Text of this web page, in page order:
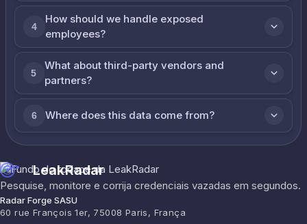
4
How should we handle exposed
employees?
5
What about third-party vendors and
partners?
6 Where does this data come from?
LeakRadar
Pesquise, monitore e corrija credenciais vazadas em segundos.
Radar Forge SASU
60 rue François 1er, 75008 Paris, França